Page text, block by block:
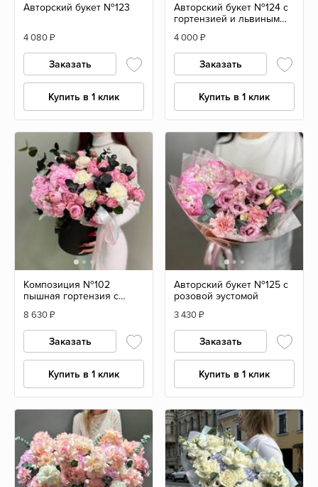
Авторский букет №123
4 080₽
Заказать
Купить в 1 клик
Авторский букет №124 с
гортензией и львиным
4 000₽
Заказать
Купить в 1 клик
Композиция №102
пышная гортензия с
диантусами
8 630₽
Заказать
Купить в 1 клик
Авторский букет №125 с
розовой эустомой
3 430₽
Заказать
Купить в 1 клик